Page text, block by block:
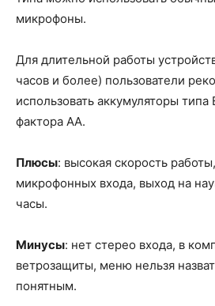
микрофоны.
Для длительной работы
часов и более) пользователи
использовать аккумуляторы
фактора АА.
Плюсы: высокая скорость
микрофонных входа, выход на
часы.
Минусы: нет стерео входа, в
ветрозащиты, меню нельзя
понятным.